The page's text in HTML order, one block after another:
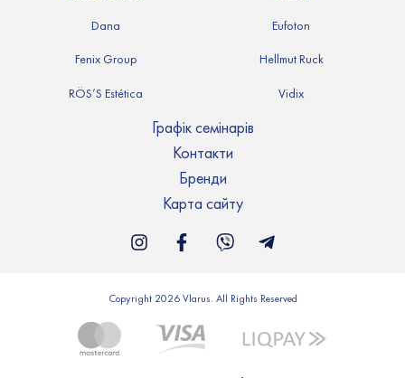
Dana Eufoton
Fenix Group Hellmut Ruck
RÖS’S Estética Vidix
Графік семінарів
Контакти
Бренди
Карта сайту
Copyright 2026 Vlarus. All Rights Reserved